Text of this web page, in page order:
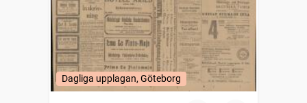
Dagliga upplagan, Göteborg